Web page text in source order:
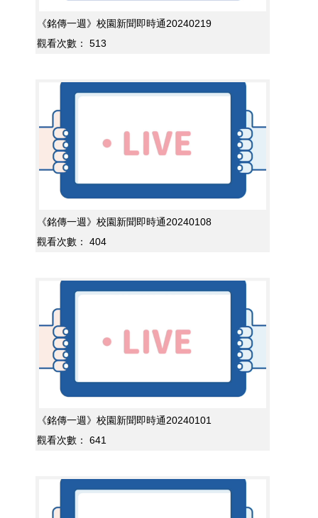
《銘傳一週》校園新聞即時通20240219
觀看次數：
513
《銘傳一週》校園新聞即時通20240108
觀看次數：
404
《銘傳一週》校園新聞即時通20240101
觀看次數：
641